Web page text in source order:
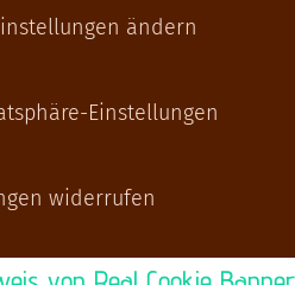
ändern
Einstellungen
widerrufen